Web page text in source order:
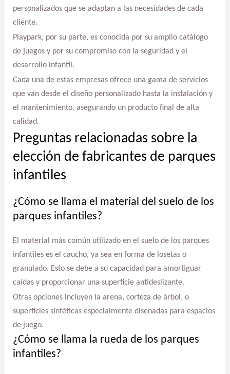
personalizados que se adaptan a las necesidades de cada
cliente.
Playpark, por su parte, es conocida por su amplio catálogo
de juegos y por su compromiso con la seguridad y el
desarrollo infantil.
Cada una de estas empresas ofrece una gama de servicios
que van desde el diseño personalizado hasta la instalación y
el mantenimiento, asegurando un producto final de alta
calidad.
Preguntas relacionadas sobre la
elección de fabricantes de parques
infantiles
¿Cómo se llama el material del suelo de los
parques infantiles?
El material más común utilizado en el suelo de los parques
infantiles es el caucho, ya sea en forma de losetas o
granulado. Esto se debe a su capacidad para amortiguar
caídas y proporcionar una superficie antideslizante.
Otras opciones incluyen la arena, corteza de árbol, o
superficies sintéticas especialmente diseñadas para espacios
de juego.
¿Cómo se llama la rueda de los parques
infantiles?